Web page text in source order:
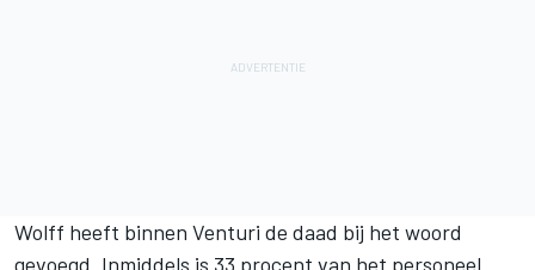
Wolff heeft binnen Venturi de daad bij het woord
gevoegd. Inmiddels is 33 procent van het personeel